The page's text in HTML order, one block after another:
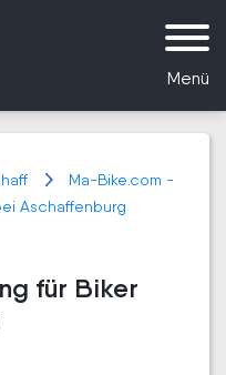
Menü
Ma-Bike.com -
Aschaffenburg
für Biker